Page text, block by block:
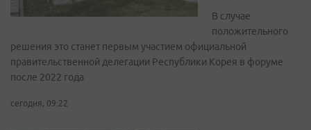
В случае
положительного
решения это станет первым участием официальной
правительственной делегации Республики Корея в форуме
после 2022 года
сегодня, 09:22